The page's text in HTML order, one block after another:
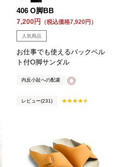
406 O脚BB
7,200円 （税込価格7,920円）
人気商品
お仕事でも使えるバックベル
ト付O脚サンダル
内反小趾への配慮 ◎
レビュー(231)